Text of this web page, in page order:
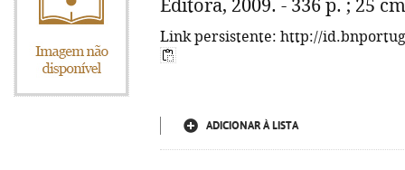
Editora, 2009. - 336 p. ; 25
Link persistente: http://
ADICIONAR À LISTA